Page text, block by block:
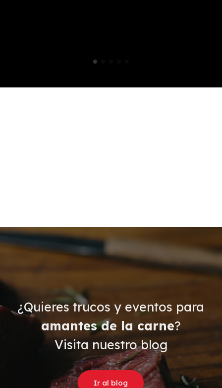
¿Quieres trucos y eventos para
amantes de la carne?
Visita nuestro blog
Ir al blog